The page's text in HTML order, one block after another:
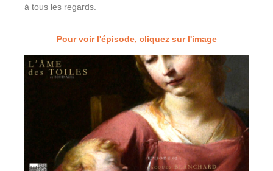
à tous les regards.
Pour voir l'épisode, cliquez sur l'image